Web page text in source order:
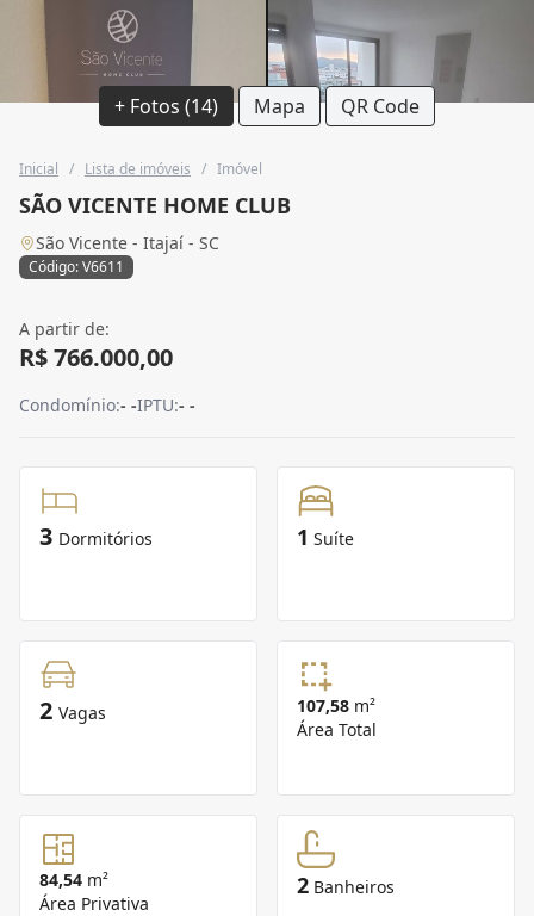
+ Fotos (14) Mapa QR Code
Inicial / Lista de imóveis / Imóvel
SÃO VICENTE HOME CLUB
São Vicente - Itajaí - SC
Código: V6611
A partir de:
R$ 766.000,00
Condomínio:- -IPTU:- -
3 Dormitórios 1 Suíte
2 Vagas 107,58 m²
Área Total
84,54 m²
Área Privativa
2 Banheiros